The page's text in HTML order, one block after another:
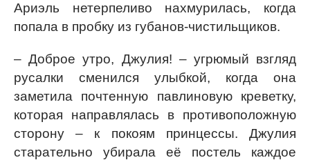
Ариэль нетерпеливо нахмурилась, когда
попала в пробку из губанов-чистильщиков.
– Доброе утро, Джулия! – угрюмый взгляд
русалки сменился улыбкой, когда она
заметила почтенную павлиновую креветку,
которая направлялась в противоположную
сторону – к покоям принцессы. Джулия
старательно убирала её постель каждое